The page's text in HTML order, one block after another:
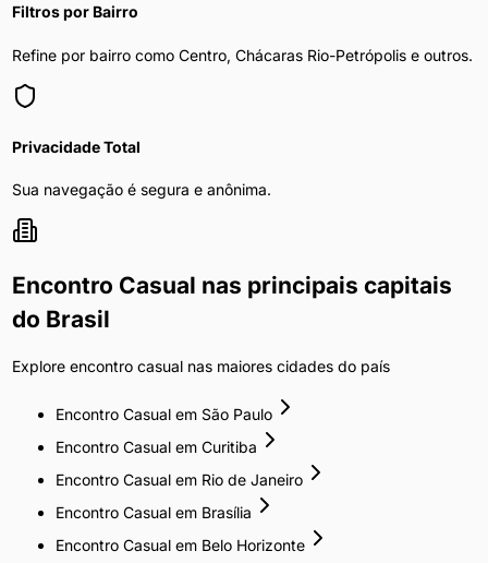
Filtros por Bairro
Refine por bairro como Centro, Chácaras Rio-Petrópolis e outros.
Privacidade Total
Sua navegação é segura e anônima.
Encontro Casual nas principais capitais
do Brasil
Explore encontro casualnas maiores cidades do país
Encontro Casualem São Paulo
Encontro Casualem Curitiba
Encontro Casualem Rio de Janeiro
Encontro Casualem Brasília
Encontro Casualem Belo Horizonte